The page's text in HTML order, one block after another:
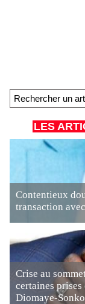
LES
Contentieux
transaction
Crise au
certaines
Diomaye-Sonko